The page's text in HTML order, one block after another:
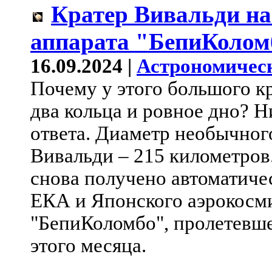
Кратер Вивальди
аппарата
16.09.2024 |
Почему у этого большого
два кольца и ровное дно?
ответа. Диаметр
Вивальди – 215
снова получено
ЕКА и Японского
"БепиКоломбо",
этого месяца.